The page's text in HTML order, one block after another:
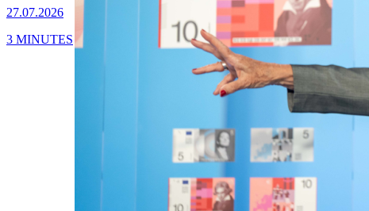
27.07.2026
3 MINUTES